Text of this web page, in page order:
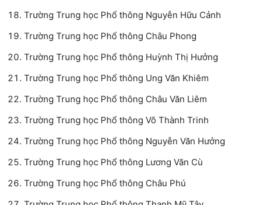
Trường Trung học Phổ thông Nguyễn Hữu Cảnh
Trường Trung học Phổ thông Châu Phong
Trường Trung học Phổ thông Huỳnh Thị Hưởng
Trường Trung học Phổ thông Ung Văn Khiêm
Trường Trung học Phổ thông Châu Văn Liêm
Trường Trung học Phổ thông Võ Thành Trinh
Trường Trung học Phổ thông Nguyễn Văn Hưởng
Trường Trung học Phổ thông Lương Văn Cù
Trường Trung học Phổ thông Châu Phú